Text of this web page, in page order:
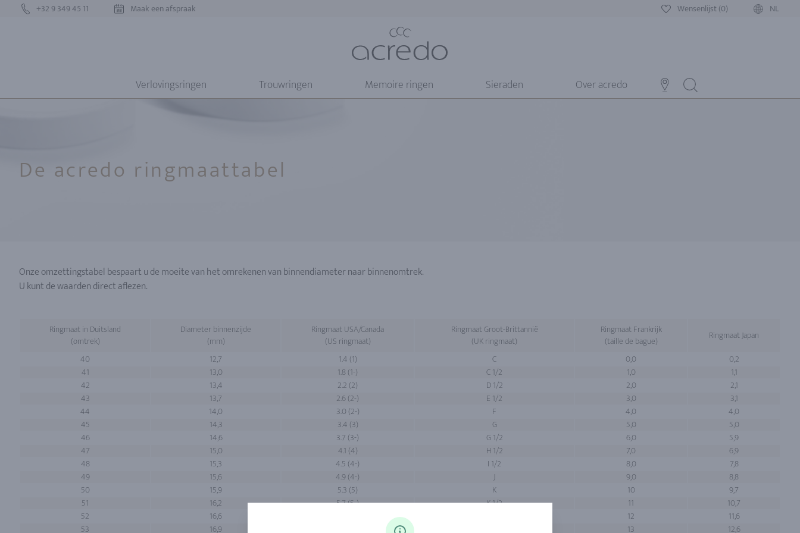
+32 9 349 45 11 Maak een afspraak Wensenlijst (0) NL
Verlovingsringen Trouwringen Memoire ringen Sieraden Over acredo
De acredo ringmaattabel
Onze omzettingstabel bespaart u de moeite van het omrekenen van binnendiameter naar binnenomtrek.
U kunt de waarden direct aflezen.
Ringmaat in Duitsland
(omtrek)
Diameter binnenzijde
(mm)
Ringmaat USA/Canada
(US ringmaat)
Ringmaat Groot-Brittannië
(UK ringmaat)
Ringmaat Frankrijk
(taille de bague)
Ringmaat Japan
40
12,7 1.4 (1) C 0,0
0,2
41
13,0 1.8 (1-) C 1/2 1,0
1,1
42
13,4 2.2 (2) D 1/2 2,0
2,1
43
13,7 2.6 (2-) E 1/2 3,0
3,1
44
14,0 3.0 (2-) F 4,0
4,0
45
14,3 3.4 (3) G 5,0
5,0
46
14,6 3.7 (3-) G 1/2 6,0
5,9
47
15,0 4.1 (4) H 1/2 7,0
6,9
48
15,3 4.5 (4-) I 1/2 8,0
7,8
49
15,6 4.9 (4-) J 9,0
8,8
50
15,9 5.3 (5) K 10
9,7
51
16,2 5.7 (5-) K 1/2 11
10,7
52
16,6 12
11,6
53
16,9 13
12,6